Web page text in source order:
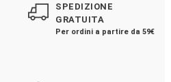
SPEDIZIONE
GRATUITA
Per ordini a partire da 59€